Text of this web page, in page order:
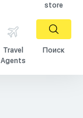
store
Travel
Agents
Поиск